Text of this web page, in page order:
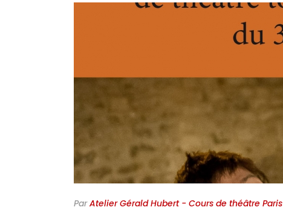
ParAtelier Gérald Hubert - Cours de théâtre Paris